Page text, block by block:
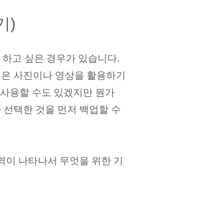
)
고 싶은 경우가 있습니다.
사진이나 영상을 활용하기
용할 수도 있겠지만 뭔가
택한 것을 먼저 백업할 수
나타나서 무엇을 위한 기